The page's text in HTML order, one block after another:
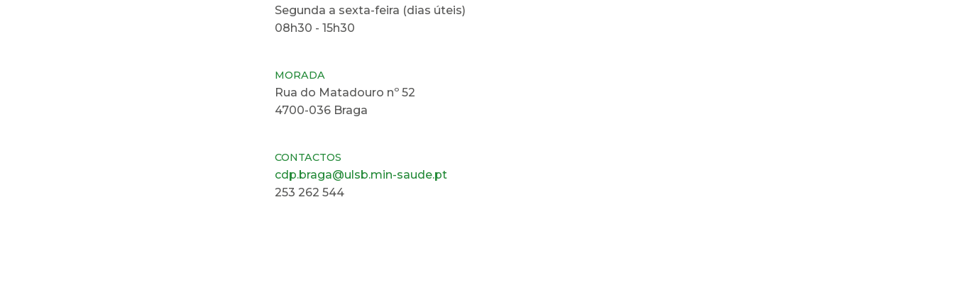
Segunda a sexta-feira (dias úteis)
08h30 - 15h30
MORADA
Rua do Matadouro nº 52
4700-036 Braga
CONTACTOS
cdp.braga@ulsb.min-saude.pt
253 262 544